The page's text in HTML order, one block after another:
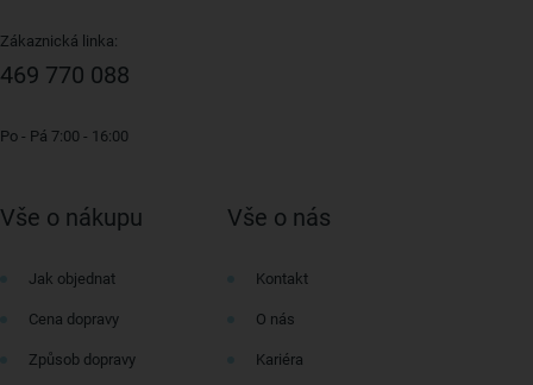
Zákaznická linka:
469 770 088
Po - Pá 7:00 - 16:00
Vše o nákupu
Jak objednat
Cena dopravy
Způsob dopravy
Vše o nás
Kontakt
O nás
Kariéra